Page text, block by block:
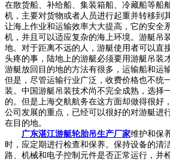
在散货船、补给船、集装箱船、冷藏船等船
机，主要对货物或者人员进行起重并转移到
让海上作业和运输效率大大提高，它的安全
机，并且可以适应复杂的海上环境。游艇吊
地。对于距离不远的人，游艇使用者可以直
头疼的事，陆地上的游艇必须要用游艇吊装
游艇放回目的地的方法有很多，运输船和运
但是，尽管运输行业广泛，收费价格也不统
装。中国游艇吊装技术尚不完全成熟，选择
的。但是上海交航航务在这方面却做得很好
公司发展的重点，已经可以很好的对游艇进
在目的地。
广东湛江游艇轮胎吊生产厂家维护和保
时，应定期进行检查和保养。保持设备的清
路、机械和电子控制元件是否正常运行，并